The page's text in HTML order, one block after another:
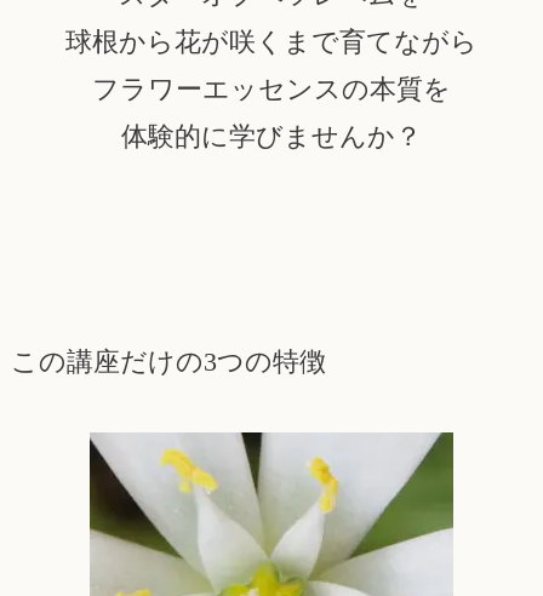
球根から花が咲くまで育てながら
フラワーエッセンスの本質を
体験的に学びませんか？
この講座だけの3つの特徴